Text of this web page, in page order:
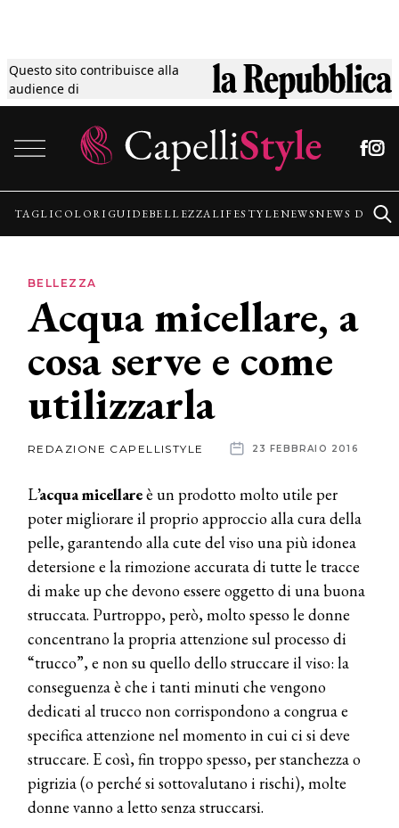
Questo sito contribuisce alla
audience di
Tagli
Colori
Guide
Lifestyle
News
News
aziende
TAGLICOLORI GUIDEBELLEZZALIFESTYLENEWSNEWS
BELLEZZA
Acqua micellare, a
cosa serve e come
utilizzarla
REDAZIONE CAPELLISTYLE 23 FEBBRAIO 2016
L’acqua micellareè un prodotto molto utile per
poter migliorare il proprio approccio alla cura della
pelle, garantendo alla cute del viso una più idonea
detersione e la rimozione accurata di tutte le tracce
di make up che devono essere oggetto di una buona
struccata. Purtroppo, però, molto spesso le donne
concentrano la propria attenzione sul processo di
“trucco”, e non su quello dello struccare il viso: la
conseguenza è che i tanti minuti che vengono
dedicati al trucco non corrispondono a congrua e
specifica attenzione nel momento in cui ci si deve
struccare. E così, fin troppo spesso, per stanchezza o
pigrizia (o perché si sottovalutano i rischi), molte
donne vanno a letto senza struccarsi.